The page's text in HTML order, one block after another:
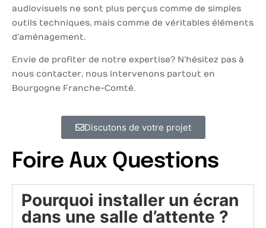
audiovisuels ne sont plus perçus comme de simples
outils techniques, mais comme de véritables éléments
d’aménagement.
Envie de profiter de notre expertise ? N’hésitez pas à
nous contacter, nous intervenons partout en
Bourgogne Franche-Comté.
Discutons de votre projet
Foire Aux Questions
Pourquoi installer un écran
dans une salle d’attente ?